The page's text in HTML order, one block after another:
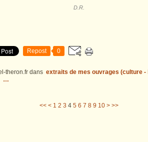
D.R.
Repost 0
theron.fr dans extraits de mes ouvrages (culture
…
<< < 1 2 3 4 5 6 7 8 9 10 20
30
40
50
60
70
80
90
100
200
300
400
> >>